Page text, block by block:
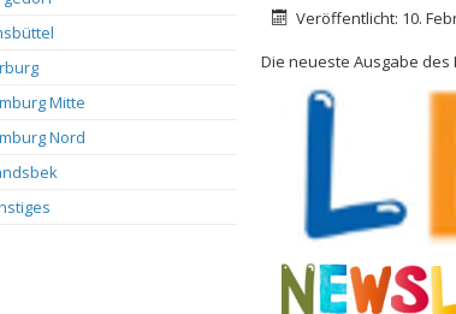
Mitte
Nord
DetailsVeröffentlicht: 10.
Die neueste Ausgabe des